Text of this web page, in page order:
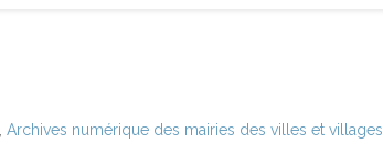
Archives numérique des mairies des villes et villages